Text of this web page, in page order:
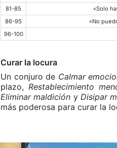
81-85
«Solo
86-95
«No
96-100
Curar la locura
Un conjuro de Calmar
plazo,Restablecimiento
Eliminar maldición y Disipar
más poderosa para curar la